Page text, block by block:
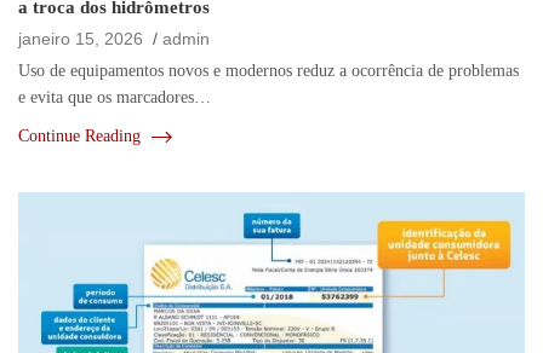
a troca dos hidrômetros
janeiro 15, 2026
admin
Uso de equipamentos novos e modernos reduz a ocorrência de problemas
e evita que os marcadores…
Continue Reading